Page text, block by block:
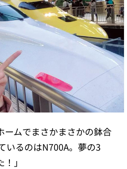
ームでまさかまさかの鉢合
いるのはN700A。夢の3
」